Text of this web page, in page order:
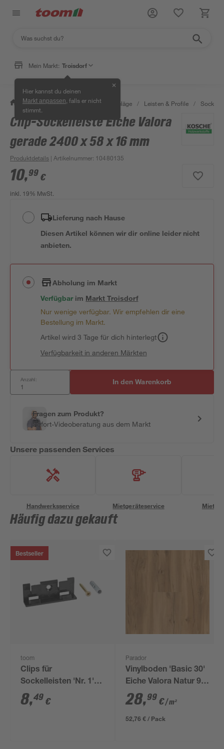
Mein Markt: Troisdorf
Hier kannst du deinen
Markt anpassen , falls er nicht
stimmt.
✕
/ Bauen & Renovieren / Bodenbeläge / Leisten & Profile /
Clip-Sockelleiste Eiche Valora
gerade 2400 x 58 x 16 mm
Produktdetails | Artikelnummer: 10480135
10,99 €
inkl. 19% MwSt.
Lieferung nach Hause
Diesen Artikel können wir dir online leider nicht
anbieten.
Abholung im Markt
Verfügbar im MarktTroisdorf
Nur wenige verfügbar. Wir empfehlen dir eine
Bestellung im Markt.
Artikel wird 3 Tage für dich hinterlegt
Verfügbarkeit in anderen Märkten
Anzahl: In den Warenkorb
Fragen zum Produkt?
Sofort-Videoberatung aus dem Markt
Unsere passenden Services
Handwerksservice Mietgeräteservice
Häufig dazu gekauft
Bestseller
toom
Clips für
Sockelleisten 'Nr. 1'
schwarz, 20 Stück
8,49 €
Parador
Vinylboden 'Basic 30'
Eiche Valora Natur 9,4
mm
28,99 €/ m²
52,76 € / Pack